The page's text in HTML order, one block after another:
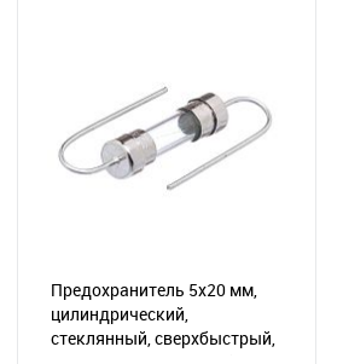
Предохранитель 5х20 мм,
цилиндрический,
стеклянный, сверхбыстрый,